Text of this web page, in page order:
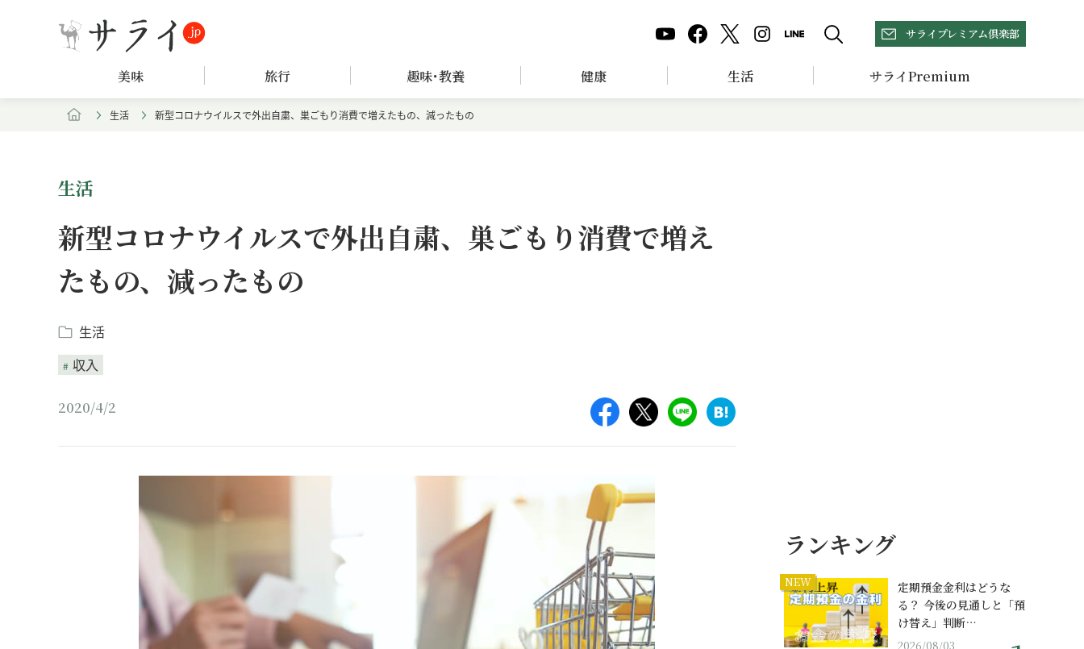
サライプレミアム倶楽部
美味 旅行 趣味･教養 健康 生活 サライPremium
生活 新型コロナウイルスで外出自粛、巣ごもり消費で増えたもの、減ったもの
生活
新型コロナウイルスで外出自粛、巣ごもり消費で増え
たもの、減ったもの
生活
収入
2020/4/2
ランキング
NEW
定期預金金利はどうな
る？ 今後の見通しと「預
け替え」判断…
2026/08/03